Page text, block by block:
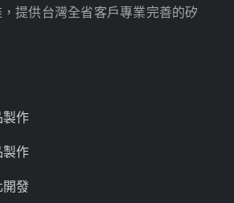
提供台灣全省客戶專業完善的矽
作
作
發